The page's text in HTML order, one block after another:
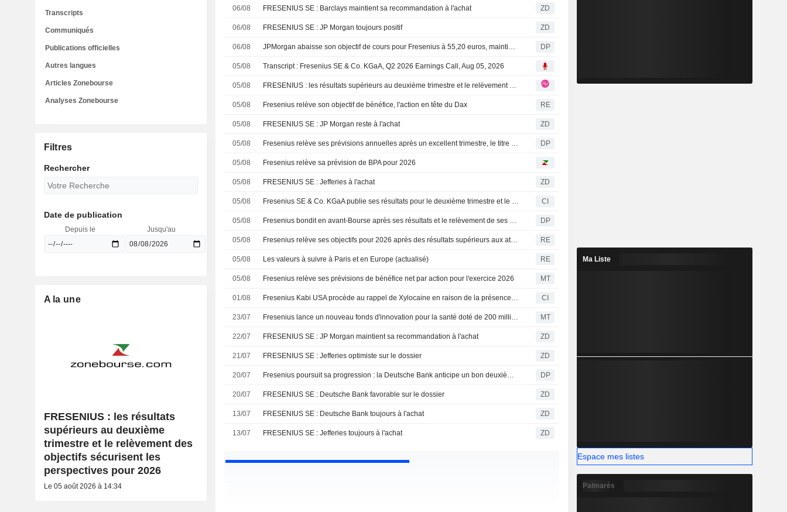
06/08 FRESENIUS SE : Barclays maintient sa recommandation à l'achat ZD
06/08 FRESENIUS SE : JP Morgan toujours positif ZD
06/08 JPMorgan abaisse son objectif de cours pour Fresenius à 55,20 euros, maintient son conseil à " Surpondérer » DP
05/08 Transcript : Fresenius SE & Co. KGaA, Q2 2026 Earnings Call, Aug 05, 2026
05/08 FRESENIUS : les résultats supérieurs au deuxième trimestre et le relèvement des objectifs sécurisent les perspectives pour 2026
05/08 Fresenius relève son objectif de bénéfice, l'action en tête du Dax RE
05/08 FRESENIUS SE : JP Morgan reste à l'achat ZD
05/08 Fresenius relève ses prévisions annuelles après un excellent trimestre, le titre s'envole DP
05/08 Fresenius relève sa prévision de BPA pour 2026
05/08 FRESENIUS SE : Jefferies à l'achat ZD
05/08 Fresenius SE & Co. KGaA publie ses résultats pour le deuxième trimestre et le premier semestre clos le 30 juin 2026 CI
05/08 Fresenius bondit en avant-Bourse après ses résultats et le relèvement de ses perspectives DP
05/08 Fresenius relève ses objectifs pour 2026 après des résultats supérieurs aux attentes au deuxième trimestre RE
05/08 Les valeurs à suivre à Paris et en Europe (actualisé) RE
05/08 Fresenius relève ses prévisions de bénéfice net par action pour l'exercice 2026 MT
01/08 Fresenius Kabi USA procède au rappel de Xylocaine en raison de la présence de particules CI
23/07 Fresenius lance un nouveau fonds d'innovation pour la santé doté de 200 millions d'euros MT
22/07 FRESENIUS SE : JP Morgan maintient sa recommandation à l'achat ZD
21/07 FRESENIUS SE : Jefferies optimiste sur le dossier ZD
20/07 Fresenius poursuit sa progression : la Deutsche Bank anticipe un bon deuxième trimestre DP
20/07 FRESENIUS SE : Deutsche Bank favorable sur le dossier ZD
13/07 FRESENIUS SE : Deutsche Bank toujours à l'achat ZD
13/07 FRESENIUS SE : Jefferies toujours à l'achat ZD
Transcripts
Communiqués
Publications officielles
Autres langues
Articles Zonebourse
Analyses Zonebourse
Filtres
Rechercher
Date de publication
Depuis le Jusqu'au
A la une
FRESENIUS : les résultats
supérieurs au deuxième
trimestre et le relèvement des
objectifs sécurisent les
perspectives pour 2026
Le 05 août 2026 à 14:34
Ma Liste
Espace mes listes
Palmarès